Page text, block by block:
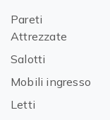
Pareti
Attrezzate
Salotti
Mobili ingresso
Letti